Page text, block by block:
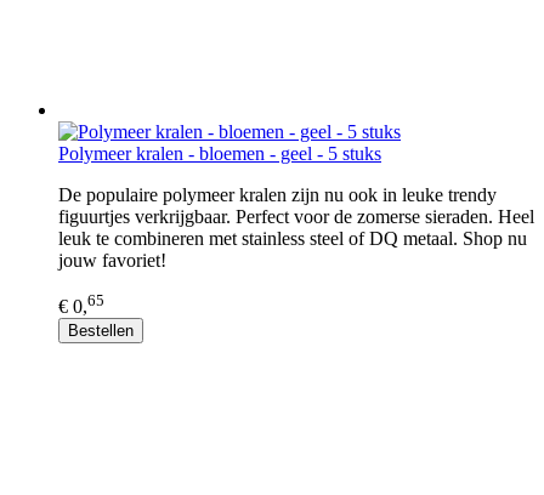
Polymeer kralen - bloemen - geel - 5 stuks
De populaire polymeer kralen zijn nu ook in leuke trendy
figuurtjes verkrijgbaar. Perfect voor de zomerse sieraden. Heel
leuk te combineren met stainless steel of DQ metaal. Shop nu
jouw favoriet!
€ 0,65
Bestellen